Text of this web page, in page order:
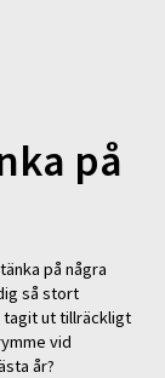
på
på några
så stort
tagit ut tillräckligt
vid
år?